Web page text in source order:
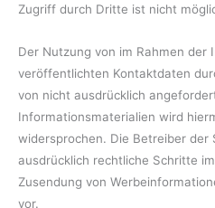
Zugriff durch Dritte ist nicht
Der Nutzung von im Rahmen der
veröffentlichten Kontaktdaten
von nicht ausdrücklich
Informationsmaterialien wird
widersprochen. Die Betreiber der
ausdrücklich rechtliche Schritte
Zusendung von
vor.